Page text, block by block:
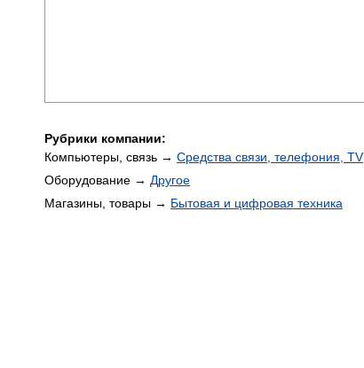
Рубрики компании:
Компьютеры, связь → Средства связи, телефония, TV
Оборудование → Другое
Магазины, товары → Бытовая и цифровая техника